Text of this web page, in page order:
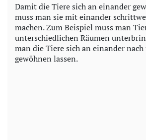
Damit die Tiere sich an einander
muss man sie mit einander
machen. Zum Beispiel muss man
unterschiedlichen Räumen
man die Tiere sich an einander nach
gewöhnen lassen.